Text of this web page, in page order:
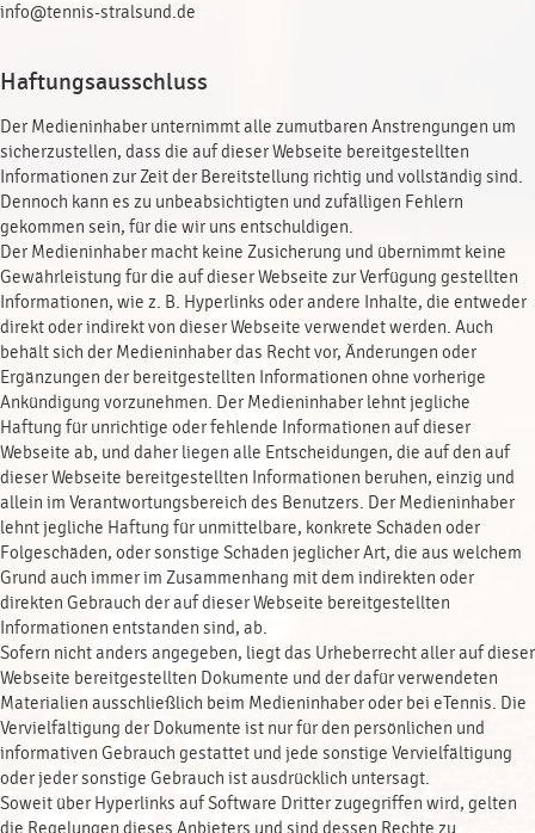
info@tennis-stralsund.de
Haftungsausschluss
Der Medieninhaber unternimmt alle zumutbaren Anstrengungen um
sicherzustellen, dass die auf dieser Webseite bereitgestellten
Informationen zur Zeit der Bereitstellung richtig und vollständig sind.
Dennoch kann es zu unbeabsichtigten und zufälligen Fehlern
gekommen sein, für die wir uns entschuldigen.
Der Medieninhaber macht keine Zusicherung und übernimmt keine
Gewährleistung für die auf dieser Webseite zur Verfügung gestellten
Informationen, wie z. B. Hyperlinks oder andere Inhalte, die entweder
direkt oder indirekt von dieser Webseite verwendet werden. Auch
behält sich der Medieninhaber das Recht vor, Änderungen oder
Ergänzungen der bereitgestellten Informationen ohne vorherige
Ankündigung vorzunehmen. Der Medieninhaber lehnt jegliche
Haftung für unrichtige oder fehlende Informationen auf dieser
Webseite ab, und daher liegen alle Entscheidungen, die auf den auf
dieser Webseite bereitgestellten Informationen beruhen, einzig und
allein im Verantwortungsbereich des Benutzers. Der Medieninhaber
lehnt jegliche Haftung für unmittelbare, konkrete Schäden oder
Folgeschäden, oder sonstige Schäden jeglicher Art, die aus welchem
Grund auch immer im Zusammenhang mit dem indirekten oder
direkten Gebrauch der auf dieser Webseite bereitgestellten
Informationen entstanden sind, ab.
Sofern nicht anders angegeben, liegt das Urheberrecht aller auf dieser
Webseite bereitgestellten Dokumente und der dafür verwendeten
Materialien ausschließlich beim Medieninhaber oder bei eTennis. Die
Vervielfältigung der Dokumente ist nur für den persönlichen und
informativen Gebrauch gestattet und jede sonstige Vervielfältigung
oder jeder sonstige Gebrauch ist ausdrücklich untersagt.
Soweit über Hyperlinks auf Software Dritter zugegriffen wird, gelten
die Regelungen dieses Anbieters und sind dessen Rechte zu